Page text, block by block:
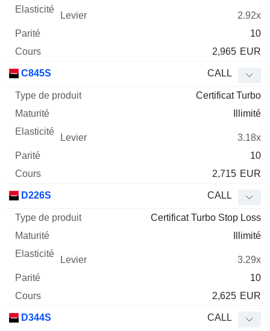
2.92x
10
2,965 EUR
C845S CALL
Certificat Turbo
Illimité
3.18x
10
2,715 EUR
D226S CALL
Certificat Turbo Stop Loss
Illimité
3.29x
10
2,625 EUR
D344S CALL